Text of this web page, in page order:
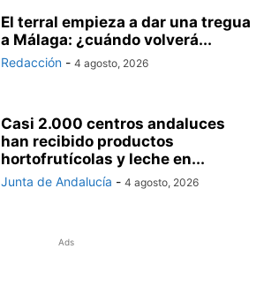
El terral empieza a dar una tregua
a Málaga: ¿cuándo volverá...
Redacción - 4 agosto, 2026
Casi 2.000 centros andaluces
han recibido productos
hortofrutícolas y leche en...
Junta de Andalucía - 4 agosto, 2026
Ads